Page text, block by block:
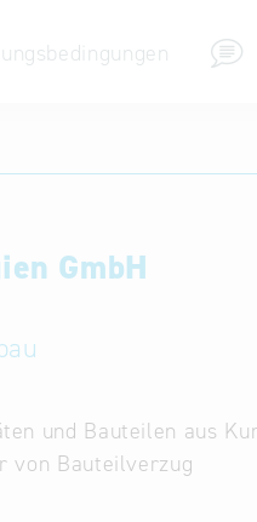
GmbH
und Bauteilen aus
von Bauteilverzug